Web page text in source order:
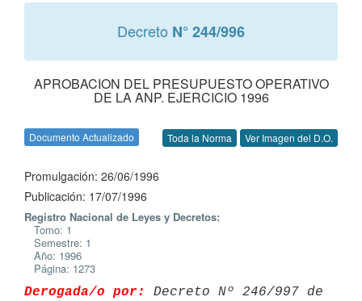
Decreto N° 244/996
APROBACION DEL PRESUPUESTO OPERATIVO
DE LA ANP. EJERCICIO 1996
Documento Actualizado Toda la Norma Ver Imagen del D.O.
Promulgación: 26/06/1996
Publicación: 17/07/1996
Registro Nacional de Leyes y Decretos:
Tomo: 1
Semestre: 1
Año: 1996
Página: 1273
Derogada/o por:
Decreto Nº 246/997 de